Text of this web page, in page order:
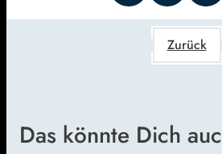
Zurück
Das könnte Dich